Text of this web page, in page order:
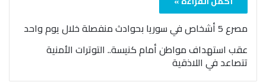
مصرع 5 أشخاص في سوريا بحوادث منفصلة خلال يوم واحد
عقب استهداف مواطن أمام كنيسة.. التوترات الأمنية
تتصاعد في اللاذقية